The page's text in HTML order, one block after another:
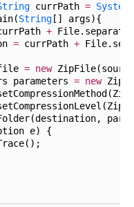
currPath = System
String [] args){
+
= currPath +
= new
= new
e) {